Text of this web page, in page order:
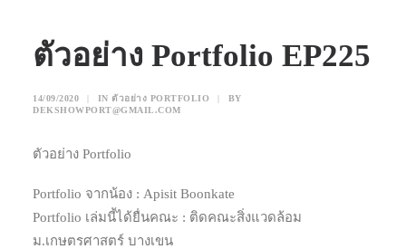
ตัวอย่าง Portfolio EP225
14/09/2020 IN ตัวอย่าง PORTFOLIO
BY
DEKSHOWPORT@GMAIL.COM
ตัวอย่าง Portfolio
Portfolio จากน้อง : Apisit Boonkate
Portfolio เล่มนี้ได้ยื่นคณะ : ติดคณะสิ่งแวดล้อม
ม.เกษตรศาสตร์ บางเขน